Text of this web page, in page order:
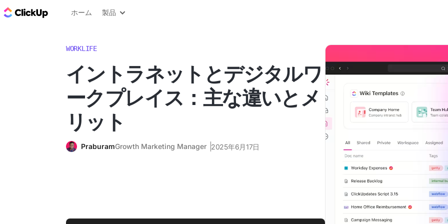
ClickUp ブログ
ホーム 製品
WORKLIFE
イントラネットとデジタルワ
ークプレイス：主な違いとメ
リット
PraburamGrowth Marketing Manager 2025年6月17日